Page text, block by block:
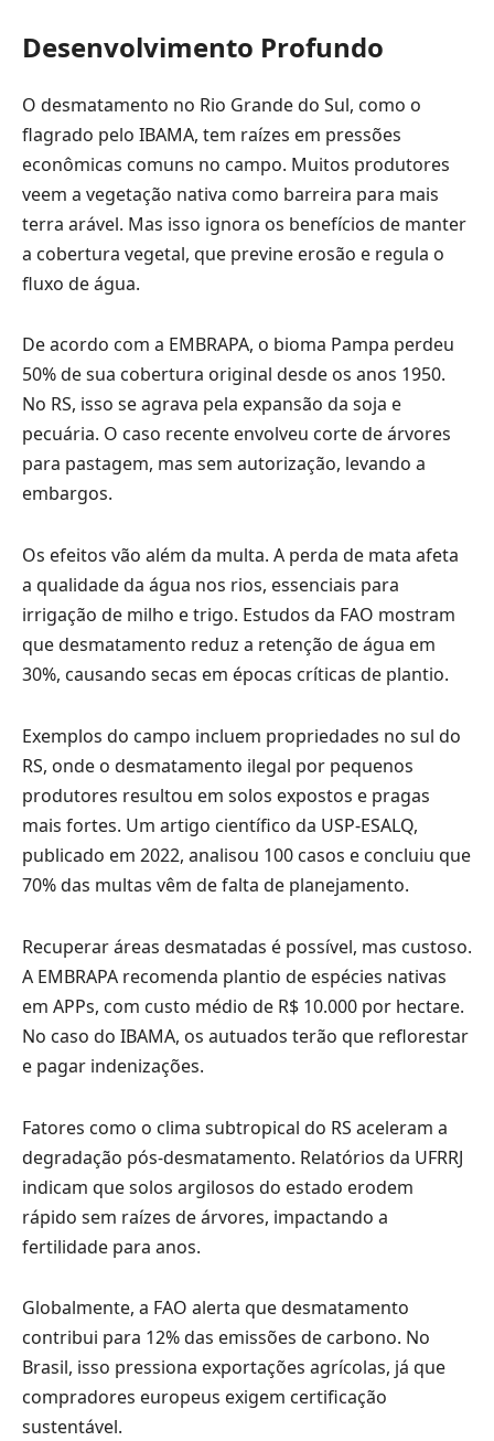
Desenvolvimento Profundo
O desmatamento no Rio Grande do Sul, como o
flagrado pelo IBAMA, tem raízes em pressões
econômicas comuns no campo. Muitos produtores
veem a vegetação nativa como barreira para mais
terra arável. Mas isso ignora os benefícios de manter
a cobertura vegetal, que previne erosão e regula o
fluxo de água.
De acordo com a EMBRAPA, o bioma Pampa perdeu
50% de sua cobertura original desde os anos 1950.
No RS, isso se agrava pela expansão da soja e
pecuária. O caso recente envolveu corte de árvores
para pastagem, mas sem autorização, levando a
embargos.
Os efeitos vão além da multa. A perda de mata afeta
a qualidade da água nos rios, essenciais para
irrigação de milho e trigo. Estudos da FAO mostram
que desmatamento reduz a retenção de água em
30%, causando secas em épocas críticas de plantio.
Exemplos do campo incluem propriedades no sul do
RS, onde o desmatamento ilegal por pequenos
produtores resultou em solos expostos e pragas
mais fortes. Um artigo científico da USP-ESALQ,
publicado em 2022, analisou 100 casos e concluiu que
70% das multas vêm de falta de planejamento.
Recuperar áreas desmatadas é possível, mas custoso.
A EMBRAPA recomenda plantio de espécies nativas
em APPs, com custo médio de R$ 10.000 por hectare.
No caso do IBAMA, os autuados terão que reflorestar
e pagar indenizações.
Fatores como o clima subtropical do RS aceleram a
degradação pós-desmatamento. Relatórios da UFRRJ
indicam que solos argilosos do estado erodem
rápido sem raízes de árvores, impactando a
fertilidade para anos.
Globalmente, a FAO alerta que desmatamento
contribui para 12% das emissões de carbono. No
Brasil, isso pressiona exportações agrícolas, já que
compradores europeus exigem certificação
sustentável.